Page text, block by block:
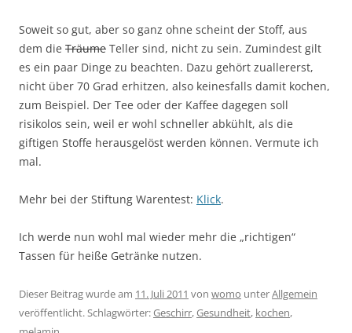
Soweit so gut, aber so ganz ohne scheint der Stoff, aus
dem die Träume Teller sind, nicht zu sein. Zumindest gilt
es ein paar Dinge zu beachten. Dazu gehört zuallererst,
nicht über 70 Grad erhitzen, also keinesfalls damit kochen,
zum Beispiel. Der Tee oder der Kaffee dagegen soll
risikolos sein, weil er wohl schneller abkühlt, als die
giftigen Stoffe herausgelöst werden können. Vermute ich
mal.
Mehr bei der Stiftung Warentest: Klick.
Ich werde nun wohl mal wieder mehr die „richtigen“
Tassen für heiße Getränke nutzen.
Dieser Beitrag wurde am 11. Juli 2011 von womo unterAllgemein
veröffentlicht. Schlagwörter:Geschirr,Gesundheit, kochen,